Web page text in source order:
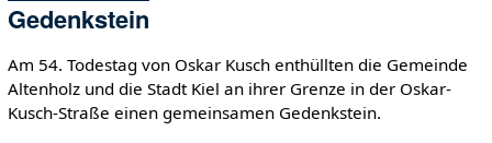
Gedenkstein
Am 54. Todestag von Oskar Kusch enthüllten die Gemeinde
Altenholz und die Stadt Kiel an ihrer Grenze in der Oskar-
Kusch-Straße einen gemeinsamen Gedenkstein.